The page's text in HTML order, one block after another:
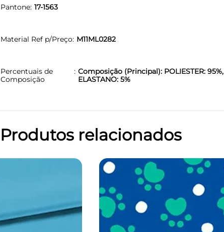
Pantone 17-1563
Material Ref p/Preço M11ML0282
Percentuais de
Composição
Composição (Principal): POLIESTER: 95%,
ELASTANO: 5%
Produtos relacionados